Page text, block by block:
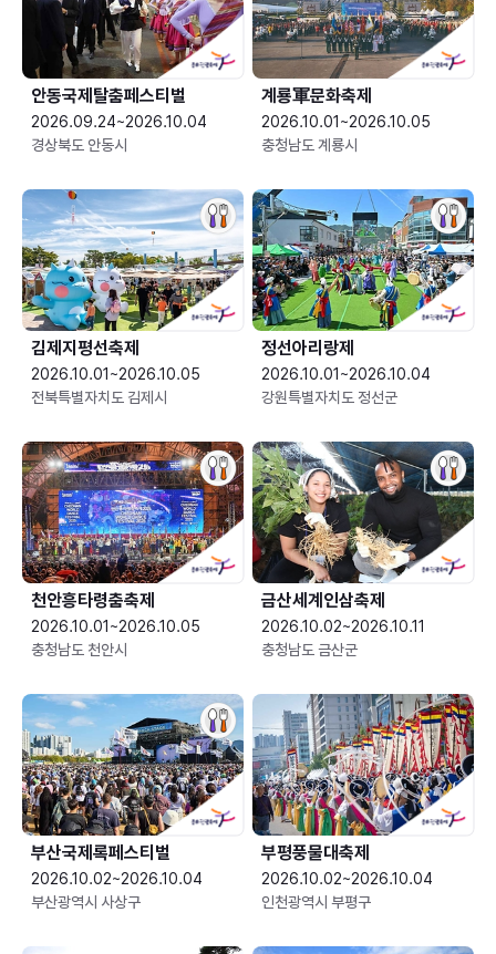
안동국제탈춤페스티벌
2026.09.24~2026.10.04
경상북도 안동시
2026.10.01~2026.10.05
충청남도 계룡시
김제지평선축제
2026.10.01~2026.10.05
전북특별자치도 김제시
정선아리랑제
2026.10.01~2026.10.04
강원특별자치도 정선군
천안흥타령춤축제
2026.10.01~2026.10.05
충청남도 천안시
금산세계인삼축제
2026.10.02~2026.10.11
충청남도 금산군
부산국제록페스티벌
2026.10.02~2026.10.04
부산광역시 사상구
부평풍물대축제
2026.10.02~2026.10.04
인천광역시 부평구